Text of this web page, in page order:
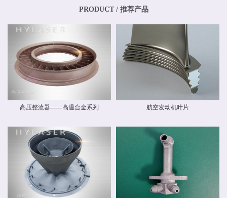
联合研发合作关系。华阳新材料具有高素质人才的研发中心，，拥有一流的跨
检测设备，能够对材料物理力学性能、化学性能及疲劳损伤进行检测，能分析
材料化学成分、分析金属及金属间化合物的分布、分析晶体和晶界组织。 华阳
新材料现有激光专业级金属3D打印设备多台。公司具有ISO9001质量体系认
证，具备完整的质量管理体系。公司战略华阳的价值理念是 创造价值，创新报
国 ；核心竞争力是持续创新、快速响应。我们根据客户需求开发新产品和系统
方案，提供可靠的质量和最好的服务，并降低客户成本。
PRODUCT / 推荐产品
高压整流器——高温合金系列 航空发动机叶片